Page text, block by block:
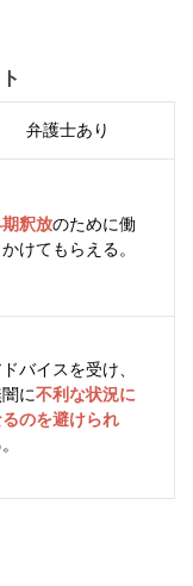
弁護士あり
釈放のために働
かけてもらえる。
バイスを受け、
に不利な状況に
のを避けられ
。